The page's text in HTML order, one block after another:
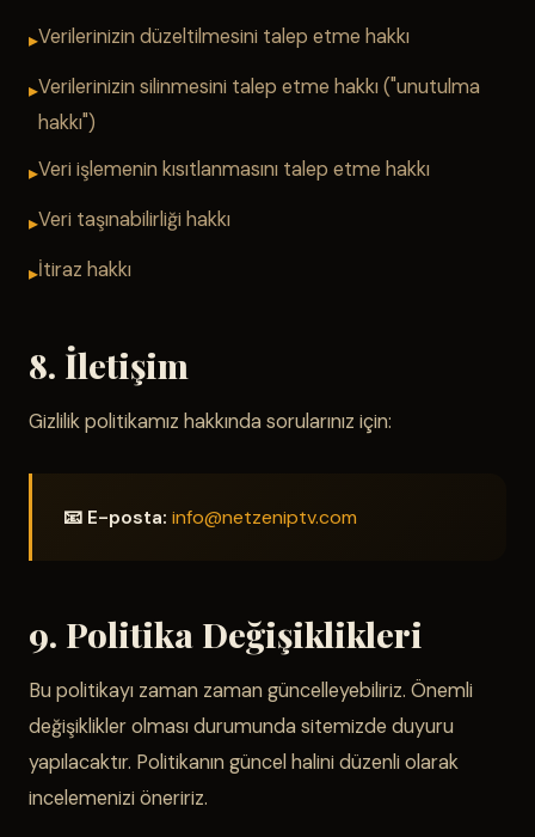
Verilerinizin düzeltilmesini talep etme hakkı
Verilerinizin silinmesini talep etme hakkı ("unutulma
hakkı")
Veri işlemenin kısıtlanmasını talep etme hakkı
Veri taşınabilirliği hakkı
İtiraz hakkı
8. İletişim
Gizlilik politikamız hakkında sorularınız için:
📧 E-posta: info@netzeniptv.com
9. Politika Değişiklikleri
Bu politikayı zaman zaman güncelleyebiliriz. Önemli
değişiklikler olması durumunda sitemizde duyuru
yapılacaktır. Politikanın güncel halini düzenli olarak
incelemenizi öneririz.